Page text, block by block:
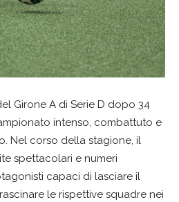
Girone A di Serie D dopo 34
intenso, combattuto e
Nel corso della stagione, il
spettacolari e numeri
capaci di lasciare il
le rispettive squadre nei